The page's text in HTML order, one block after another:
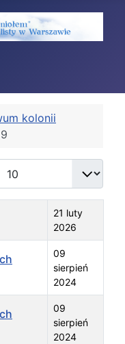
kolonii
#
21 luty
2026
09
sierpień
2024
09
sierpień
2024